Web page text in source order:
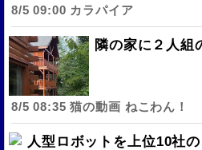
8/5 09:00 カラパイア
隣の家に２人
8/5 08:35 猫の動画 ねこわん！
人型ロボットを上位10社